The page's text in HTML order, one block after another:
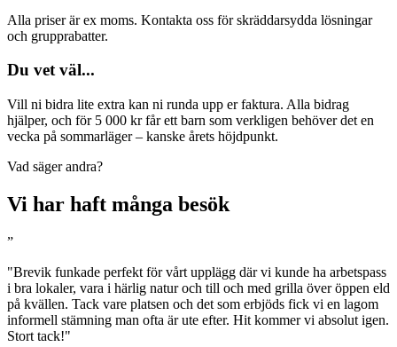
Alla priser är ex moms. Kontakta oss för skräddarsydda lösningar
och grupprabatter.
Du vet väl...
Vill ni bidra lite extra kan ni runda upp er faktura. Alla bidrag
hjälper, och för 5 000 kr får ett barn som verkligen behöver det en
vecka på sommarläger – kanske årets höjdpunkt.
Vad säger andra?
Vi har haft många besök
”
"Brevik funkade perfekt för vårt upplägg där vi kunde ha arbetspass
i bra lokaler, vara i härlig natur och till och med grilla över öppen eld
på kvällen. Tack vare platsen och det som erbjöds fick vi en lagom
informell stämning man ofta är ute efter. Hit kommer vi absolut igen.
Stort tack!"